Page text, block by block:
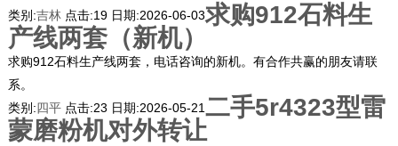
类别:吉林 点击:19 日期:2026-06-03求购912石料生
产线两套（新机）
求购912石料生产线两套，电话咨询的新机。有合作共赢的朋友请联
系。
类别:四平 点击:23 日期:2026-05-21 二手5r4323型雷
蒙磨粉机对外转让